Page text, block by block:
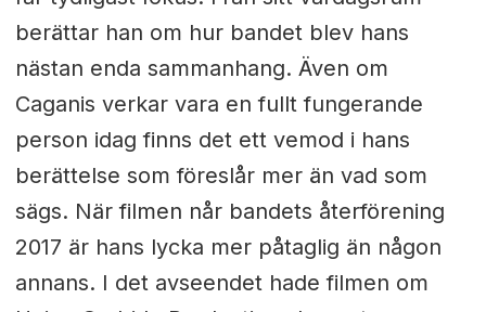
berättar han om hur bandet blev hans
nästan enda sammanhang. Även om
Caganis verkar vara en fullt fungerande
person idag finns det ett vemod i hans
berättelse som föreslår mer än vad som
sägs. När filmen når bandets återförening
2017 är hans lycka mer påtaglig än någon
annans. I det avseendet hade filmen om